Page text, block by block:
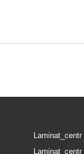
Laminat_centr
Laminat_centr